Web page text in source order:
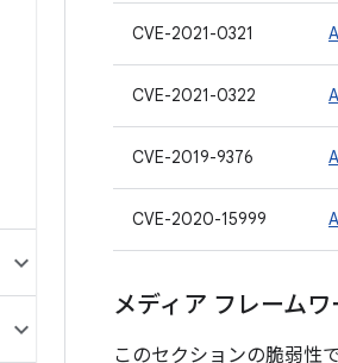
CVE-2021-0321
CVE-2021-0322
CVE-2019-9376
CVE-2020-15999
メディア フレームワ
このセクションの脆弱性